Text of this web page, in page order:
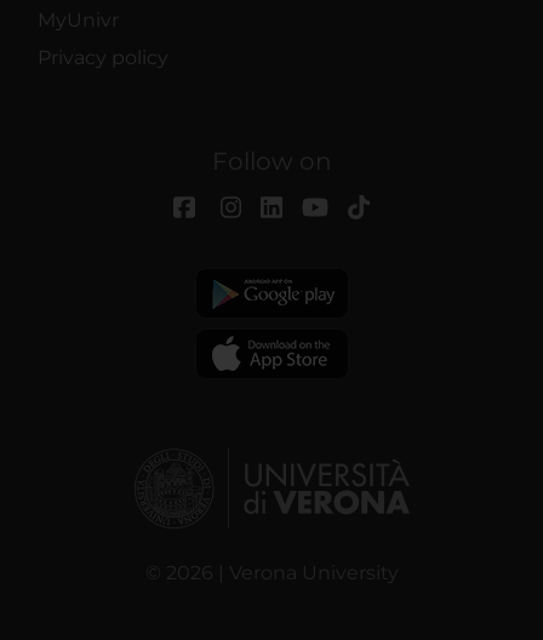
MyUnivr
Privacy policy
Follow on
© 2026 | Verona University